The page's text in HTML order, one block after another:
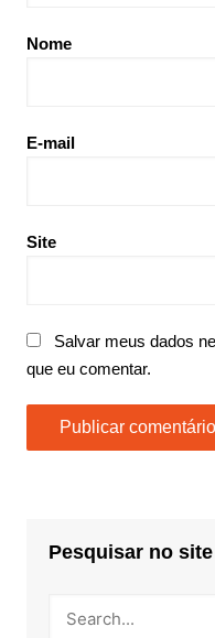
Nome
E-mail
Site
Salvar meus dados
que eu comentar.
Pesquisar no site